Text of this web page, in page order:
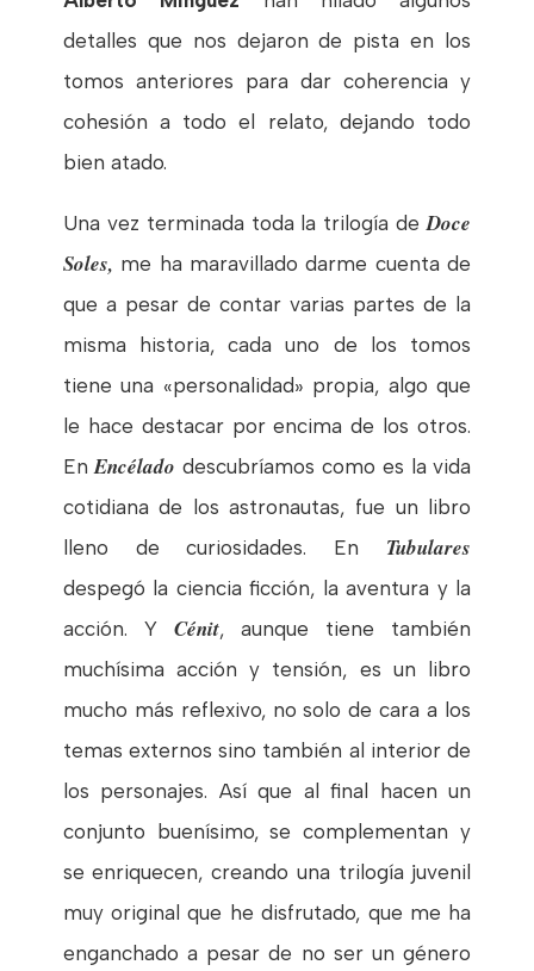
detalles que nos dejaron de pista en los
tomos anteriores para dar coherencia y
cohesión a todo el relato, dejando todo
bien atado.
Una vez terminada toda la trilogía deDoce
Soles, me ha maravillado darme cuenta de
que a pesar de contar varias partes de la
misma historia, cada uno de los tomos
tiene una «personalidad» propia, algo que
le hace destacar por encima de los otros.
EnEncélado descubríamos como es la vida
cotidiana de los astronautas, fue un libro
lleno de curiosidades. En Tubulares
despegó la ciencia ficción, la aventura y la
acción. Y Cénit, aunque tiene también
muchísima acción y tensión, es un libro
mucho más reflexivo, no solo de cara a los
temas externos sino también al interior de
los personajes. Así que al final hacen un
conjunto buenísimo, se complementan y
se enriquecen, creando una trilogía juvenil
muy original que he disfrutado, que me ha
enganchado a pesar de no ser un género